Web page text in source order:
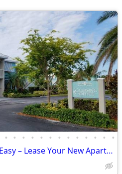
• • • • • • • • • • • • •
🌺 Key West Living Made Easy – Lease Your New Apartment Today!